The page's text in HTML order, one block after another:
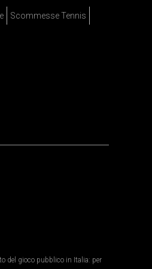
Scommesse Tennis
del gioco pubblico in Italia: per